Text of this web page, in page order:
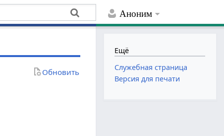
Аноним
Обновить
Ещё
Служебная страница
Версия для печати